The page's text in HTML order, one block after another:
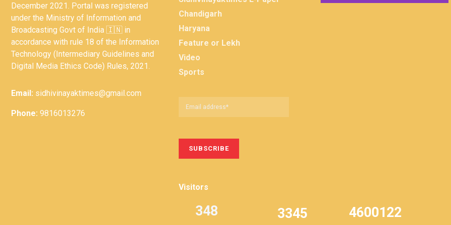
December 2021. Portal was registered
under the Ministry of Information and
Broadcasting Govt of India 🇮🇳 in
accordance with rule 18 of the Information
Technology (Intermediary Guidelines and
Digital Media Ethics Code) Rules, 2021.
Email: sidhivinayaktimes@gmail.com
Phone: 9816013276
Chandigarh
Haryana
Feature or Lekh
Video
Sports
Visitors
348 3345 4600122